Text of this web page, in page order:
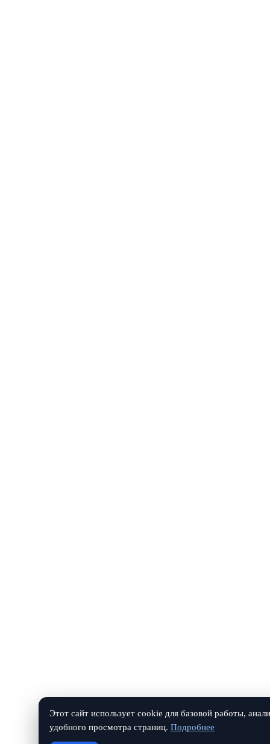
Этот сайт использует cookie для базовой работы,
удобного просмотра страниц. Подробнее